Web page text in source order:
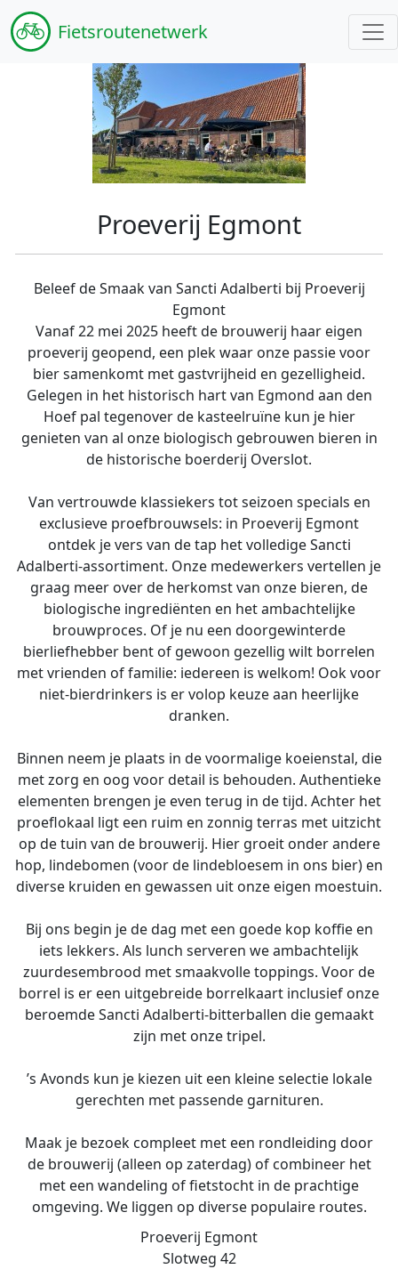
Fietsroutenetwerk
Proeverij Egmont
Beleef de Smaak van Sancti Adalberti bij Proeverij
Egmont
Vanaf 22 mei 2025 heeft de brouwerij haar eigen
proeverij geopend, een plek waar onze passie voor
bier samenkomt met gastvrijheid en gezelligheid.
Gelegen in het historisch hart van Egmond aan den
Hoef pal tegenover de kasteelruïne kun je hier
genieten van al onze biologisch gebrouwen bieren in
de historische boerderij Overslot.
Van vertrouwde klassiekers tot seizoen specials en
exclusieve proefbrouwsels: in Proeverij Egmont
ontdek je vers van de tap het volledige Sancti
Adalberti-assortiment. Onze medewerkers vertellen je
graag meer over de herkomst van onze bieren, de
biologische ingrediënten en het ambachtelijke
brouwproces. Of je nu een doorgewinterde
bierliefhebber bent of gewoon gezellig wilt borrelen
met vrienden of familie: iedereen is welkom! Ook voor
niet-bierdrinkers is er volop keuze aan heerlijke
dranken.
Binnen neem je plaats in de voormalige koeienstal, die
met zorg en oog voor detail is behouden. Authentieke
elementen brengen je even terug in de tijd. Achter het
proeflokaal ligt een ruim en zonnig terras met uitzicht
op de tuin van de brouwerij. Hier groeit onder andere
hop, lindebomen (voor de lindebloesem in ons bier) en
diverse kruiden en gewassen uit onze eigen moestuin.
Bij ons begin je de dag met een goede kop koffie en
iets lekkers. Als lunch serveren we ambachtelijk
zuurdesembrood met smaakvolle toppings. Voor de
borrel is er een uitgebreide borrelkaart inclusief onze
beroemde Sancti Adalberti-bitterballen die gemaakt
zijn met onze tripel.
’s Avonds kun je kiezen uit een kleine selectie lokale
gerechten met passende garnituren.
Maak je bezoek compleet met een rondleiding door
de brouwerij (alleen op zaterdag) of combineer het
met een wandeling of fietstocht in de prachtige
omgeving. We liggen op diverse populaire routes.
Proeverij Egmont
Slotweg 42